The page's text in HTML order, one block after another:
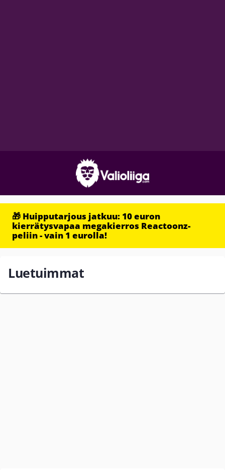
🎁 Huipputarjous jatkuu: 10 euron
kierrätysvapaa megakierros Reactoonz-
peliin - vain 1 eurolla!
Luetuimmat